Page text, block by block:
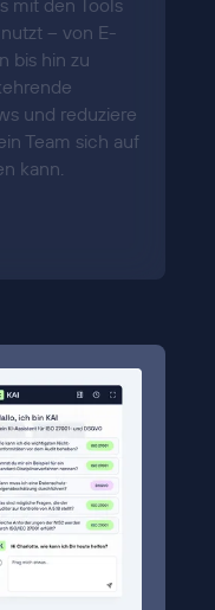
mit den Tools
– von E-
bis hin zu
und reduziere
Team sich auf
kann.